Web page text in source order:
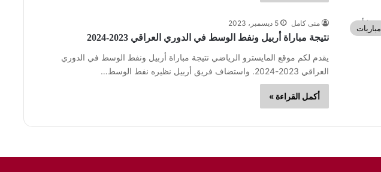
مباريات
منى كامل 5 ديسمبر، 2023
نتيجة مباراة أربيل ونفط الوسط في الدوري العراقي 2023-2024
يقدم لكم موقع المايسترو الرياضي نتيجة مباراة أربيل ونفط الوسط في الدوري
العراقي 2023-2024. واستضاف فريق أربيل نظيره نفط الوسط…
أكمل القراءة »